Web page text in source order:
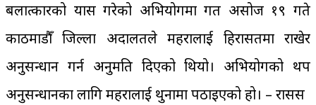
बलात्कारको प्रयास गरेको अभियोगमा गत असोज १९ गते
काठमाडौँ जिल्ला अदालतले महरालाई हिरासतमा राखेर
अनुसन्धान गर्न अनुमति दिएको थियो। अभियोगको थप
अनुसन्धानका लागि महरालाई थुनामा पठाइएको हो। – रासस